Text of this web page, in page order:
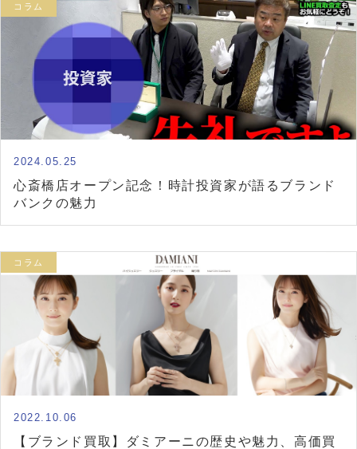
コラム
2024.05.25
心斎橋店オープン記念！時計投資家が語るブランド
バンクの魅力
コラム
2022.10.06
【ブランド買取】ダミアーニの歴史や魅力、高価買